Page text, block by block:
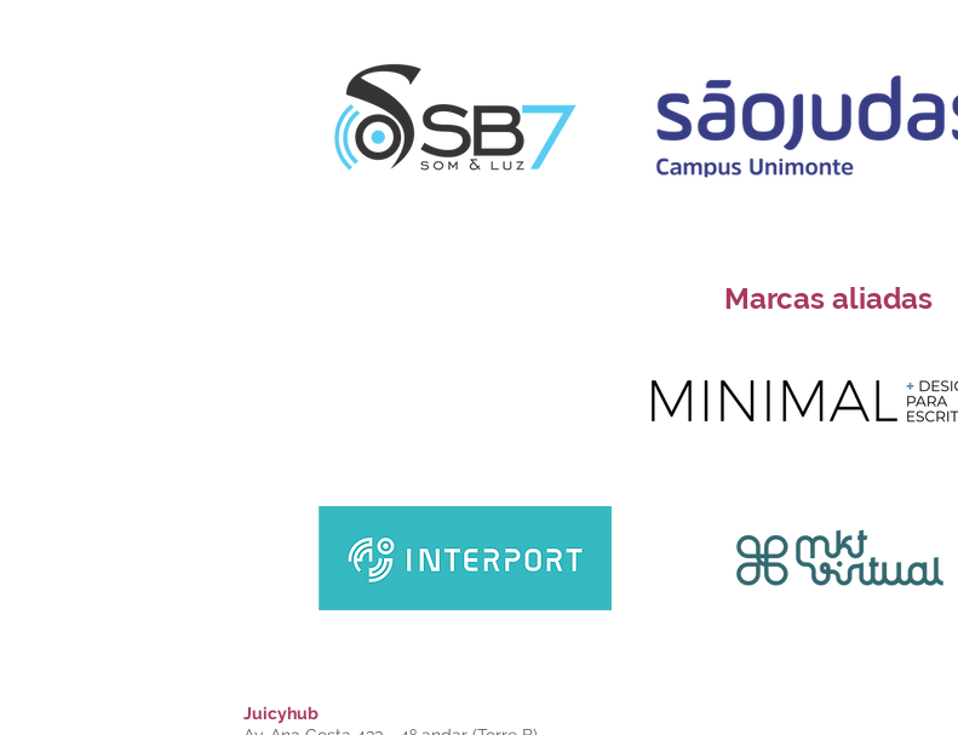
Marcas aliadas
Juicyhub